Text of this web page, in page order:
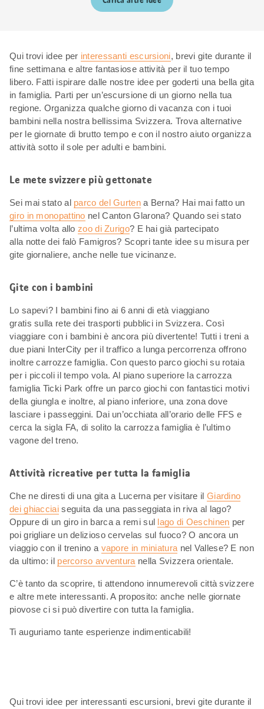
Qui trovi idee per interessanti escursioni, brevi gite durante il
fine settimana e altre fantasiose attività per il tuo tempo
libero. Fatti ispirare dalle nostre idee per goderti una bella gita
in famiglia. Parti per un’escursione di un giorno nella tua
regione. Organizza qualche giorno di vacanza con i tuoi
bambini nella nostra bellissima Svizzera. Trova alternative
per le giornate di brutto tempo e con il nostro aiuto organizza
attività sotto il sole per adulti e bambini.
Le mete svizzere più gettonate
Sei mai stato al parco del Gurtena Berna? Hai mai fatto un
giro in monopattino nel Canton Glarona? Quando sei stato
l’ultima volta allozoo di Zurigo? E hai già partecipato
alla notte dei falò Famigros? Scopri tante idee su misura per
gite giornaliere, anche nelle tue vicinanze.
Gite con i bambini
Lo sapevi? I bambini fino ai 6 anni di età viaggiano
gratis sulla rete dei trasporti pubblici in Svizzera. Così
viaggiare con i bambini è ancora più divertente! Tutti i treni a
due piani InterCity per il traffico a lunga percorrenza offrono
inoltre carrozze famiglia. Con questo parco giochi su rotaia
per i piccoli il tempo vola. Al piano superiore la carrozza
famiglia Ticki Park offre un parco giochi con fantastici motivi
della giungla e inoltre, al piano inferiore, una zona dove
lasciare i passeggini. Dai un’occhiata all’orario delle FFS e
cerca la sigla FA, di solito la carrozza famiglia è l’ultimo
vagone del treno.
Attività ricreative per tutta la famiglia
Che ne diresti di una gita a Lucerna per visitare il Giardino
dei ghiacciaiseguita da una passeggiata in riva al lago?
Oppure di un giro in barca a remi sul lago di Oeschinen per
poi grigliare un delizioso cervelas sul fuoco? O ancora un
viaggio con il trenino a vapore in miniatura nel Vallese? E non
da ultimo: il percorso avventura nella Svizzera orientale.
C’è tanto da scoprire, ti attendono innumerevoli città svizzere
e altre mete interessanti. A proposito: anche nelle giornate
piovose ci si può divertire con tutta la famiglia.
Ti auguriamo tante esperienze indimenticabili!
Qui trovi idee per interessanti escursioni, brevi gite durante il